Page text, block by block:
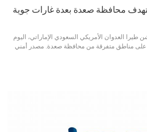
محافظة صعدة بعدة غارات جوية
طيرا العدوان الأمريكي السعودي الإماراتي، اليوم
على مناطق متفرقة من محافظة صعدة. مصدر أمني